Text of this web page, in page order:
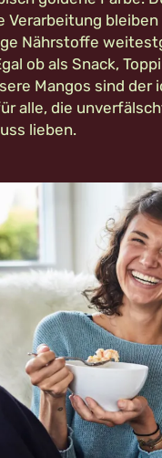
Verarbeitung bleiben
Nährstoffe
ob als Snack,
Mangos sind der
alle, die
lieben.